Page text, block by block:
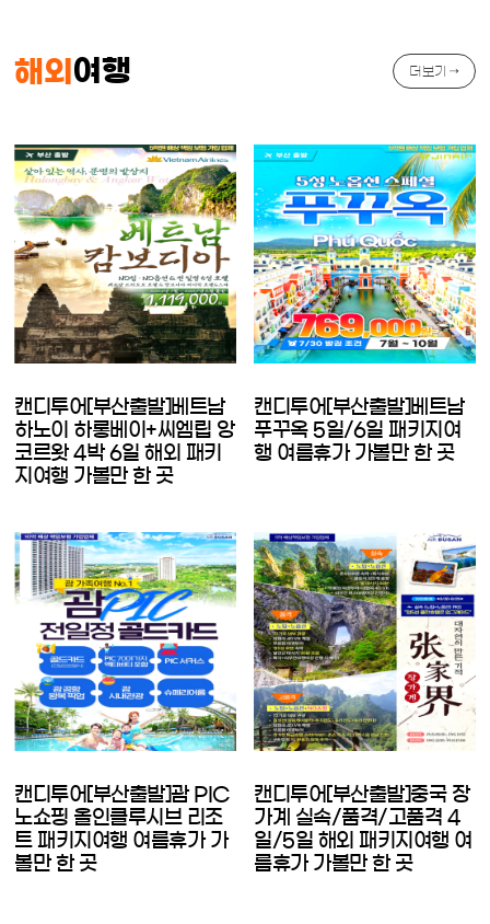
해외 여행 더보기 →
캔디투어[부산출발]베트남
하노이 하롱베이+씨엠립 앙
코르왓 4박 6일 해외 패키
지여행 가볼만 한 곳
캔디투어[부산출발]베트남
푸꾸옥 5일/6일 패키지여
행 여름휴가 가볼만 한 곳
캔디투어[부산출발]괌 PIC
노쇼핑 올인클루시브 리조
트 패키지여행 여름휴가 가
볼만 한 곳
캔디투어[부산출발]중국 장
가계 실속/품격/고품격 4
일/5일 해외 패키지여행 여
름휴가 가볼만 한 곳